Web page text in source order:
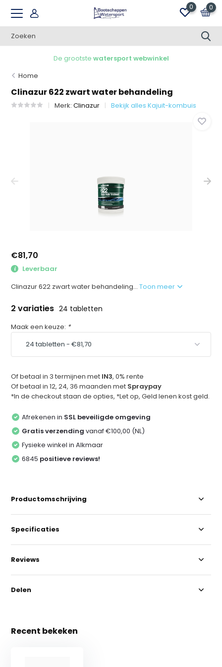
0 0
De grootstewatersport webwinkel
Home
Clinazur 622 zwart water behandeling
Merk:Clinazur Bekijk alles Kajuit-kombuis
€81,70
Leverbaar
Clinazur 622 zwart water behandeling...Toon meer
2 variaties 24 tabletten
Maak een keuze: *
Of betaal in 3 termijnen met IN3, 0% rente
Of betaal in 12, 24, 36 maanden met Spraypay
*In de checkout staan de opties, *Let op, Geld lenen kost geld.
Afrekenen in SSL beveiligde omgeving
Gratis verzending vanaf €100,00 (NL)
Fysieke winkel in Alkmaar
6845 positieve reviews!
Productomschrijving
Specificaties
Reviews
Delen
Recent bekeken